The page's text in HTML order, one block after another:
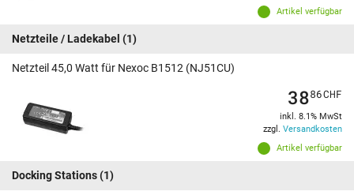
Artikel verfügbar
Netzteile / Ladekabel (1)
Netzteil 45,0 Watt für Nexoc B1512 (NJ51CU)
Artikel verfügbar
3886CHF
inkl. 8.1% MwSt
zzgl. Versandkosten
Docking Stations(1)